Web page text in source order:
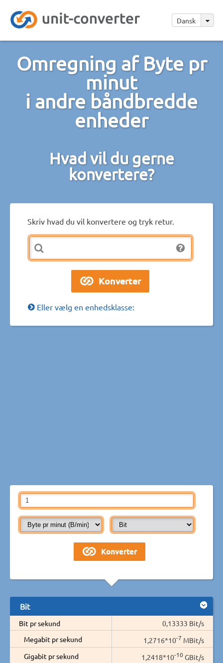
Dansk
Omregning af Byte pr
minut
i andre båndbredde
enheder
Hvad vil du gerne
konvertere?
Skriv hvad du vil konvertere og tryk retur.
Eller vælg en enhedsklasse:
Bit
Bit pr sekund
0,13333 Bit/s
Megabit pr sekund
1,2716*10-7 MBit/s
Gigabit pr sekund
1,2418*10-10 GBit/s